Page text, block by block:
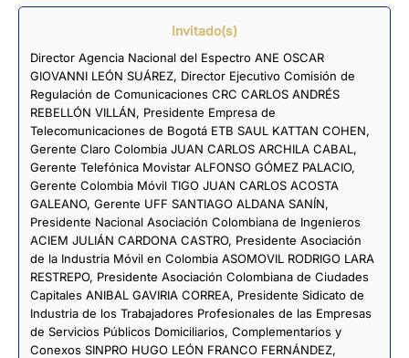
Invitado(s)
Director Agencia Nacional del Espectro ANE OSCAR
GIOVANNI LEÓN SUÁREZ, Director Ejecutivo Comisión de
Regulación de Comunicaciones CRC CARLOS ANDRÉS
REBELLÓN VILLÁN, Presidente Empresa de
Telecomunicaciones de Bogotá ETB SAUL KATTAN COHEN,
Gerente Claro Colombia JUAN CARLOS ARCHILA CABAL,
Gerente Telefónica Movistar ALFONSO GÓMEZ PALACIO,
Gerente Colombia Móvil TIGO JUAN CARLOS ACOSTA
GALEANO, Gerente UFF SANTIAGO ALDANA SANÍN,
Presidente Nacional Asociación Colombiana de Ingenieros
ACIEM JULIÁN CARDONA CASTRO, Presidente Asociación
de la Industria Móvil en Colombia ASOMOVIL RODRIGO LARA
RESTREPO, Presidente Asociación Colombiana de Ciudades
Capitales ANIBAL GAVIRIA CORREA, Presidente Sidicato de
Industria de los Trabajadores Profesionales de las Empresas
de Servicios Públicos Domiciliarios, Complementarios y
Conexos SINPRO HUGO LEÓN FRANCO FERNÁNDEZ,